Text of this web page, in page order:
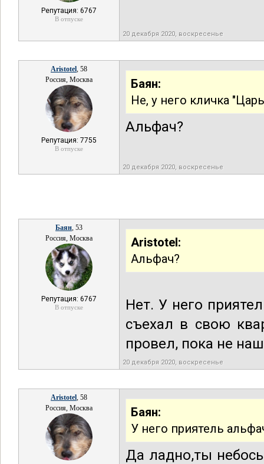
Репутация: 6767
В отпуске
20 декабря 2020, воскресенье
Aristotel, 58
Россия, Москва
Репутация: 7755
В отпуске
Баян:
Не, у него кличка
Альфач?
20 декабря 2020, воскресенье
Баян, 53
Россия, Москва
Репутация: 6767
В отпуске
Aristotel:
Альфач?
Нет. У него
съехал в свою
провел, пока не
20 декабря 2020, воскресенье
Aristotel, 58
Россия, Москва
Баян:
У него приятель
Да ладно,ты